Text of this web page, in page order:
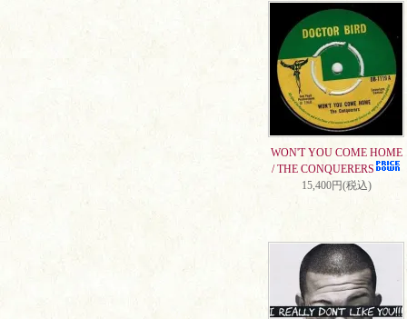
WON'T YOU COME HOME
/ THE CONQUERERS
15,400円(税込)